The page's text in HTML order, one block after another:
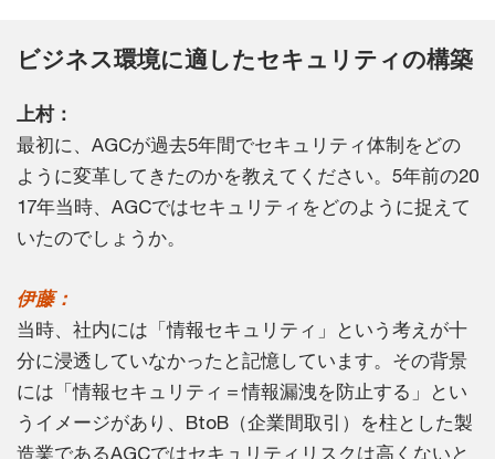
ビジネス環境に適したセキュリティの構築
上村：
最初に、AGCが過去5年間でセキュリティ体制をどの
ように変革してきたのかを教えてください。5年前の20
17年当時、AGCではセキュリティをどのように捉えて
いたのでしょうか。
伊藤：
当時、社内には「情報セキュリティ」という考えが十
分に浸透していなかったと記憶しています。その背景
には「情報セキュリティ＝情報漏洩を防止する」とい
うイメージがあり、BtoB（企業間取引）を柱とした製
造業であるAGCではセキュリティリスクは高くないと